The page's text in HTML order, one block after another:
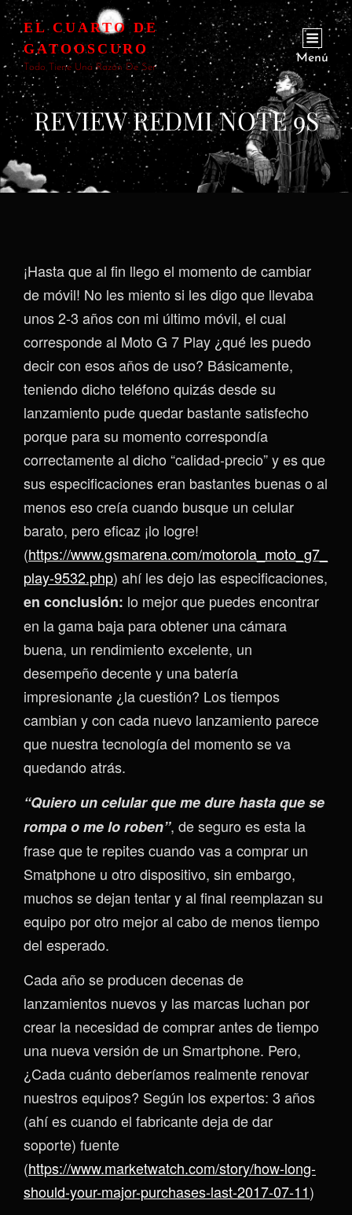
EL CUARTO DE
GATOOSCURO
Todo Tiene Una Razón De Ser
Menú
REVIEW REDMI NOTE 9S
¡Hasta que al fin llego el momento de cambiar
de móvil! No les miento si les digo que llevaba
unos 2-3 años con mi último móvil, el cual
corresponde al Moto G 7 Play ¿qué les puedo
decir con esos años de uso? Básicamente,
teniendo dicho teléfono quizás desde su
lanzamiento pude quedar bastante satisfecho
porque para su momento correspondía
correctamente al dicho “calidad-precio” y es que
sus especificaciones eran bastantes buenas o al
menos eso creía cuando busque un celular
barato, pero eficaz ¡lo logre!
(https://www.gsmarena.com/motorola_moto_g7_
play-9532.php) ahí les dejo las especificaciones,
en conclusión: lo mejor que puedes encontrar
en la gama baja para obtener una cámara
buena, un rendimiento excelente, un
desempeño decente y una batería
impresionante ¿la cuestión? Los tiempos
cambian y con cada nuevo lanzamiento parece
que nuestra tecnología del momento se va
quedando atrás.
“Quiero un celular que me dure hasta que se
rompa o me lo roben”, de seguro es esta la
frase que te repites cuando vas a comprar un
Smatphone u otro dispositivo, sin embargo,
muchos se dejan tentar y al final reemplazan su
equipo por otro mejor al cabo de menos tiempo
del esperado.
Cada año se producen decenas de
lanzamientos nuevos y las marcas luchan por
crear la necesidad de comprar antes de tiempo
una nueva versión de un Smartphone. Pero,
¿Cada cuánto deberíamos realmente renovar
nuestros equipos? Según los expertos: 3 años
(ahí es cuando el fabricante deja de dar
soporte) fuente
(https://www.marketwatch.com/story/how-long-
should-your-major-purchases-last-2017-07-11)